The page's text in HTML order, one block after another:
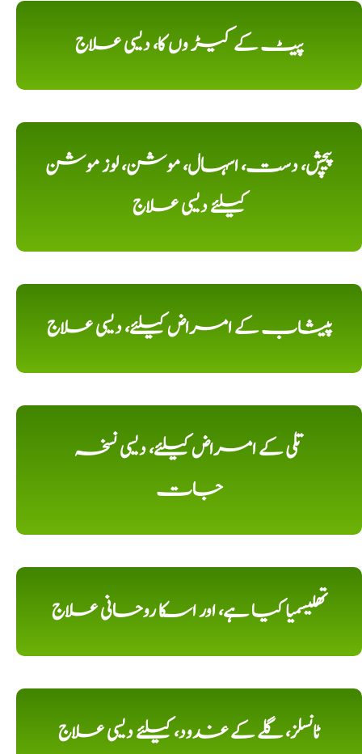
پیٹ کے کیڑ وں کا، دیسی علاج
پیچش، دست، اسہال، موشن، لوز موشن
کیلئے دیسی علاج
پیشاب کے امراض کیلئے، دیسی علاج
تلی کے امراض کیلئے، دیسی نسخہ
جات
تھلیسمیا کیا ہے، اور اسکا روحانی علاج
ٹانسلز، گلے کے غدود، کیلئے دیسی علاج